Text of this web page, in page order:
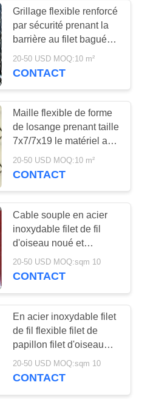
Grillage flexible renforcé
par sécurité prenant la
barrière au filet baguée
architecturale de solides
solubles 304
20-50 USD MOQ:10 m²
CONTACT
Maille flexible de forme
de losange prenant taille
7x7/7x19 le matériel au
filet d'AISI316 tissé inter
20-50 USD MOQ:10 m²
CONTACT
Cable souple en acier
inoxydable filet de fil
d'oiseau noué et
ferrouillé
20-50 USD MOQ:sqm 10
CONTACT
En acier inoxydable filet
de fil flexible filet de
papillon filet d'oiseau
aviary
20-50 USD MOQ:sqm 10
CONTACT